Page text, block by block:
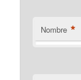
Nombre *